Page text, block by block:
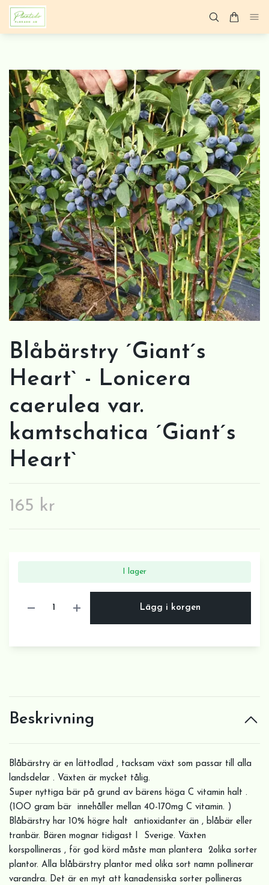
Blåbärstry ´Giant´s
Heart` - Lonicera
caerulea var.
kamtschatica ´Giant´s
Heart`
165 kr
I lager
Lägg i korgen
Beskrivning
Blåbärstry är en lättodlad , tacksam växt som passar till alla
landsdelar . Växten är mycket tålig.
Super nyttiga bär på grund av bärens höga C vitamin halt .
(1OO gram bär innehåller mellan 40-170mg C vitamin. )
Blåbärstry har 10% högre halt antioxidanter än , blåbär eller
tranbär. Bären mognar tidigast I Sverige. Växten
korspollineras , för god körd måste man plantera 2olika sorter
plantor. Alla blåbärstry plantor med olika sort namn pollinerar
varandra. Det är en myt att kanadensiska sorter pollineras